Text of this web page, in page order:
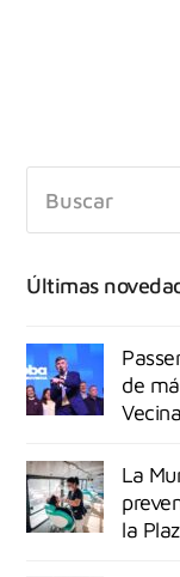
Últimas
de
La
la